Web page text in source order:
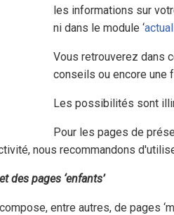
les informations sur
ni dans le module ‘
Vous retrouverez dans
conseils ou encore une
Les possibilités sont
Pour les pages de
nous recommandons
des pages ‘enfants’
entre autres, de pages